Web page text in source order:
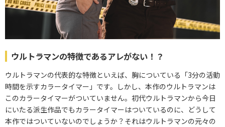
ウルトラマンの特徴であるアレがない！？
ウルトラマンの代表的な特徴といえば、胸についている「3分の活動
時間を示すカラータイマー」です。しかし、本作のウルトラマンは
このカラータイマーがついていません。初代ウルトラマンから今日
にいたる派生作品でもカラータイマーはついているのに、どうして
本作ではついていないのでしょうか？それはウルトラマンの元々の